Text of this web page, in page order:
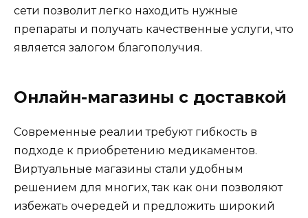
сети позволит легко находить нужные
препараты и получать качественные услуги, что
является залогом благополучия.
Онлайн-магазины с доставкой
Современные реалии требуют гибкость в
подходе к приобретению медикаментов.
Виртуальные магазины стали удобным
решением для многих, так как они позволяют
избежать очередей и предложить широкий